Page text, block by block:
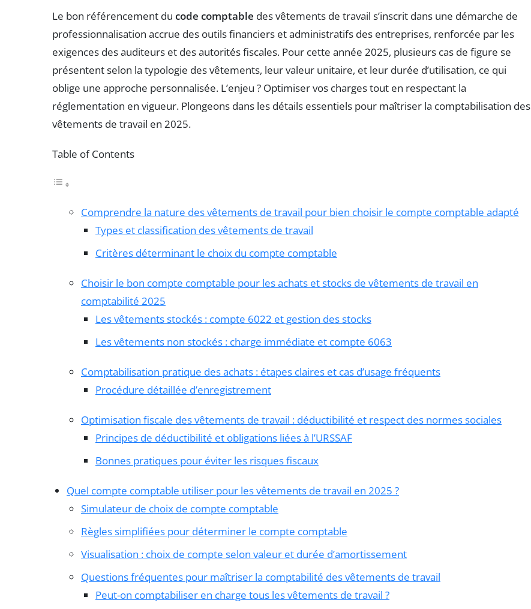
Le bon référencement du code comptable des vêtements de travail s’inscrit dans une démarche de
professionnalisation accrue des outils financiers et administratifs des entreprises, renforcée par les
exigences des auditeurs et des autorités fiscales. Pour cette année 2025, plusieurs cas de figure se
présentent selon la typologie des vêtements, leur valeur unitaire, et leur durée d’utilisation, ce qui
oblige une approche personnalisée. L’enjeu ? Optimiser vos charges tout en respectant la
réglementation en vigueur. Plongeons dans les détails essentiels pour maîtriser la comptabilisation des
vêtements de travail en 2025.
Table of Contents
Comprendre la nature des vêtements de travail pour bien choisir le compte comptable adapté
Types et classification des vêtements de travail
Critères déterminant le choix du compte comptable
Choisir le bon compte comptable pour les achats et stocks de vêtements de travail en
comptabilité 2025
Les vêtements stockés : compte 6022 et gestion des stocks
Les vêtements non stockés : charge immédiate et compte 6063
Comptabilisation pratique des achats : étapes claires et cas d’usage fréquents
Procédure détaillée d’enregistrement
Optimisation fiscale des vêtements de travail : déductibilité et respect des normes sociales
Principes de déductibilité et obligations liées à l’URSSAF
Bonnes pratiques pour éviter les risques fiscaux
Quel compte comptable utiliser pour les vêtements de travail en 2025 ?
Simulateur de choix de compte comptable
Règles simplifiées pour déterminer le compte comptable
Visualisation : choix de compte selon valeur et durée d’amortissement
Questions fréquentes pour maîtriser la comptabilité des vêtements de travail
Peut-on comptabiliser en charge tous les vêtements de travail ?